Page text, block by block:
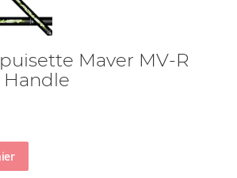
Maver MV-R
Handle